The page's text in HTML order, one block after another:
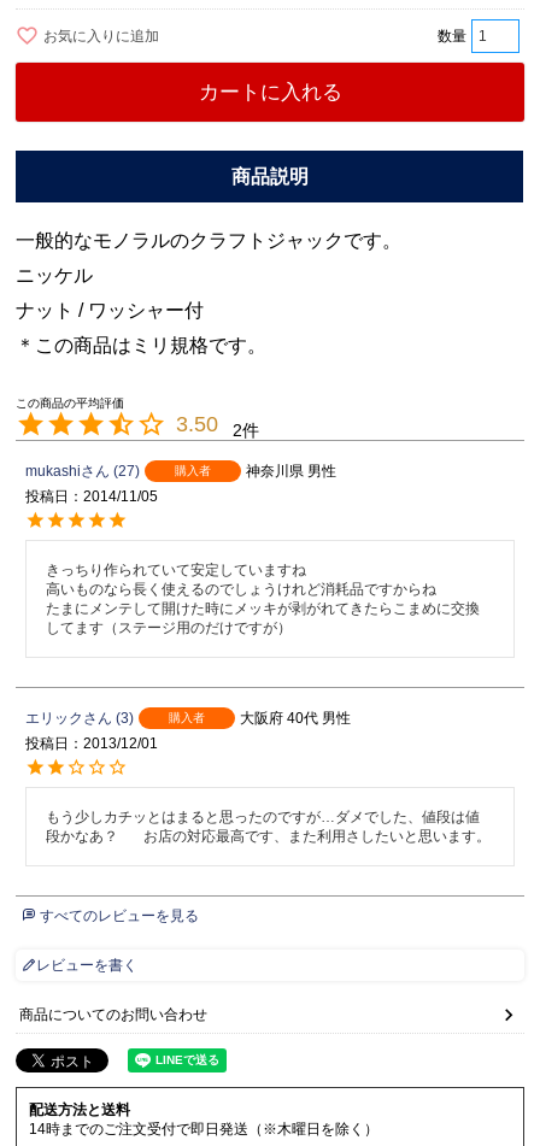
お気に入りに追加
カートに入れる
一般的なモノラルのクラフトジャックです。
ニッケル
ナット / ワッシャー付
＊この商品はミリ規格です。
3.50 2
mukashi 27 購入者 神奈川県 男性
投稿日
2014/11/05
きっちり作られていて安定していますね
高いものなら長く使えるのでしょうけれど消耗品ですからね
たまにメンテして開けた時にメッキが剥がれてきたらこまめに交換
してます（ステージ用のだけですが）
エリック 3 購入者 大阪府 40代 男性
投稿日
2013/12/01
もう少しカチッとはまると思ったのですが…ダメでした、値段は値
段かなあ？       お店の対応最高です、また利用さしたいと思います。
すべてのレビューを見る
レビューを書く
商品についてのお問い合わせ
配送方法と送料
14時までのご注文受付で即日発送（※木曜日を除く）